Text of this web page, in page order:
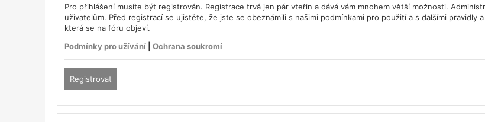
Pro přihlášení musíte být registrován. Registrace trvá jen pár vteřin a dává vám mnohem větší možnosti.
uživatelům. Před registrací se ujistěte, že jste se obeznámili s našimi podmínkami pro použití a s dalšími pravidly
která se na fóru objeví.
Podmínky pro užívání
Ochrana soukromí
Registrovat